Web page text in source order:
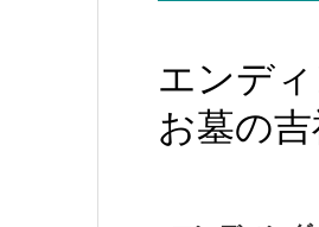
エンデ
お墓の